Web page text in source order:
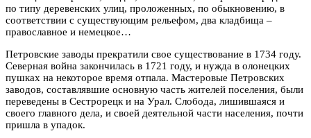
по типу деревенских улиц, проложенных, по обыкновению, в
соответствии с существующим рельефом, два кладбища –
православное и немецкое…
Петровские заводы прекратили свое существование в 1734 году.
Северная война закончилась в 1721 году, и нужда в олонецких
пушках на некоторое время отпала. Мастеровые Петровских
заводов, составлявшие основную часть жителей поселения, были
переведены в Сестрорецк и на Урал. Слобода, лишившаяся и
своего главного дела, и своей деятельной части населения, почти
пришла в упадок.